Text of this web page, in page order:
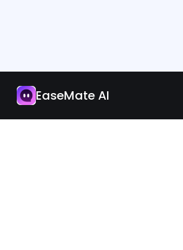
Aplikasi
Naik Taraf Sekarang
EaseMate AI